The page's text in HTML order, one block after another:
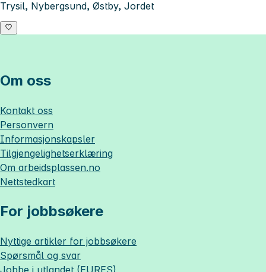
Trysil, Nybergsund, Østby, Jordet
Om oss
Kontakt oss
Personvern
Informasjonskapsler
Tilgjengelighetserklæring
Om arbeidsplassen.no
Nettstedkart
For jobbsøkere
Nyttige artikler for jobbsøkere
Spørsmål og svar
Jobbe i utlandet (EURES)